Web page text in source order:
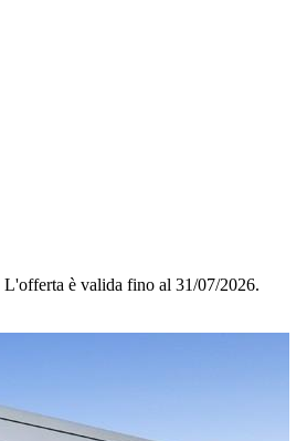
L'offerta è valida fino al 31/07/2026.